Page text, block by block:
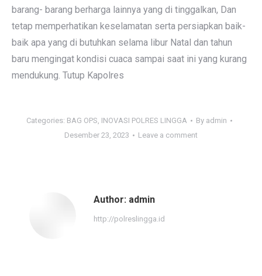
barang- barang berharga lainnya yang di tinggalkan, Dan
tetap memperhatikan keselamatan serta persiapkan baik-
baik apa yang di butuhkan selama libur Natal dan tahun
baru mengingat kondisi cuaca sampai saat ini yang kurang
mendukung. Tutup Kapolres
Categories: BAG OPS, INOVASI POLRES LINGGA By admin
Desember 23, 2023
Leave a comment
Author: admin
http://polreslingga.id